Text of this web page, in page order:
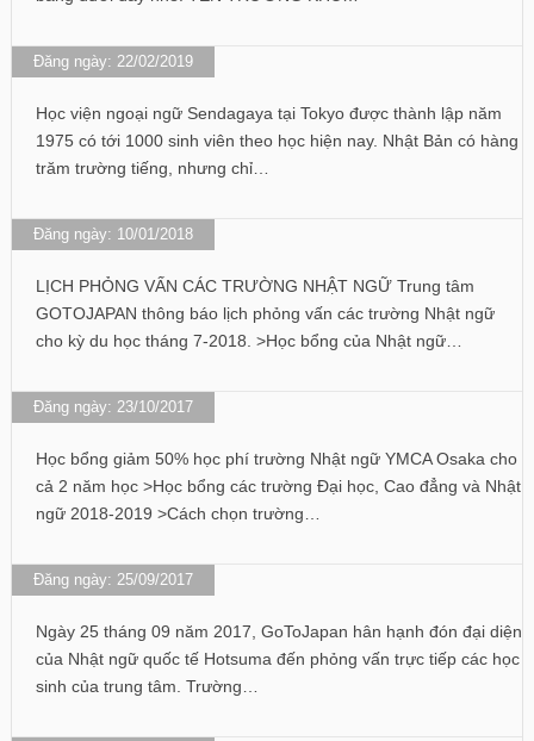
Đăng ngày: 22/02/2019
Học viện ngoại ngữ Sendagaya tại Tokyo được thành lập năm
1975 có tới 1000 sinh viên theo học hiện nay. Nhật Bản có hàng
trăm trường tiếng, nhưng chỉ…
Đăng ngày: 10/01/2018
LỊCH PHỎNG VẤN CÁC TRƯỜNG NHẬT NGỮ Trung tâm
GOTOJAPAN thông báo lịch phỏng vấn các trường Nhật ngữ
cho kỳ du học tháng 7-2018. >Học bổng của Nhật ngữ…
Đăng ngày: 23/10/2017
Học bổng giảm 50% học phí trường Nhật ngữ YMCA Osaka cho
cả 2 năm học >Học bổng các trường Đại học, Cao đẳng và Nhật
ngữ 2018-2019 >Cách chọn trường…
Đăng ngày: 25/09/2017
Ngày 25 tháng 09 năm 2017, GoToJapan hân hạnh đón đại diện
của Nhật ngữ quốc tế Hotsuma đến phỏng vấn trực tiếp các học
sinh của trung tâm. Trường…